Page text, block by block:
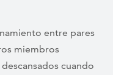
entre pares
miembros
​​cuando